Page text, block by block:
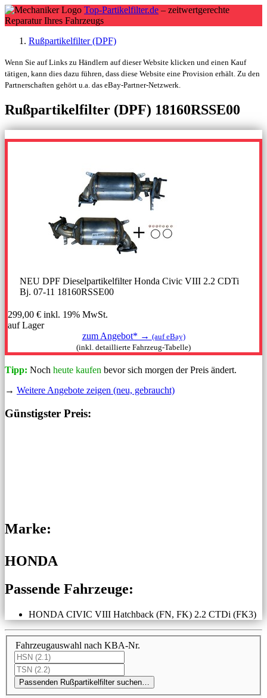
Top-Partikelfilter.de – zeitwertgerechte
Reparatur Ihres Fahrzeugs
Rußpartikelfilter (DPF)
Wenn Sie auf Links zu Händlern auf dieser Website klicken und einen Kauf
tätigen, kann dies dazu führen, dass diese Website eine Provision erhält. Zu den
Partnerschaften gehört u.a. das eBay-Partner-Netzwerk.
Rußpartikelfilter (DPF) 18160RSSE00
NEU DPF Dieselpartikelfilter Honda Civic VIII 2.2 CDTi
Bj. 07-11 18160RSSE00
299,00 € inkl. 19% MwSt.
auf Lager
zum Angebot* → (auf eBay)
(inkl. detaillierte Fahrzeug-Tabelle)
Tipp: Noch heute kaufen bevor sich morgen der Preis ändert.
→ Weitere Angebote zeigen (neu, gebraucht)
Günstigster Preis:
Marke:
HONDA
Passende Fahrzeuge:
HONDA CIVIC VIII Hatchback (FN, FK) 2.2 CTDi (FK3)
Fahrzeugauswahl nach KBA-Nr.
Passenden Rußpartikelfilter suchen…